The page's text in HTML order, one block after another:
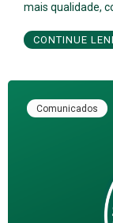
mais qualidade,
CONTINUE
Comunicados